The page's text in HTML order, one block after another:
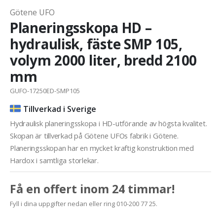
Götene UFO
Planeringsskopa HD –
hydraulisk, fäste SMP 105,
volym 2000 liter, bredd 2100
mm
GUFO-17250ED-SMP105
Tillverkad i Sverige
Hydraulisk planeringsskopa i HD-utförande av högsta kvalitet.
Skopan är tillverkad på Götene UFOs fabrik i Götene.
Planeringsskopan har en mycket kraftig konstruktion med
Hardox i samtliga storlekar.
Få en offert inom 24 timmar!
Fyll i dina uppgifter nedan eller ring 010-200 77 25.